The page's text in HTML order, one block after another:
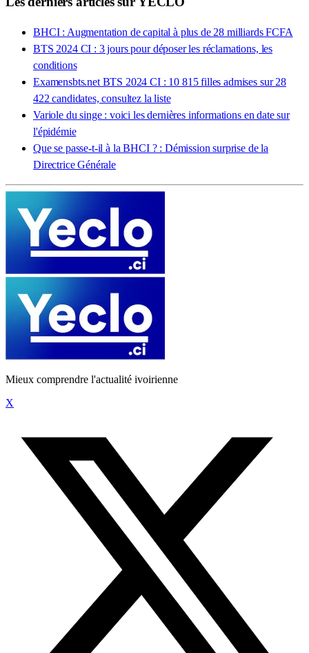
BHCI : Augmentation de capital à plus de 28 milliards FCFA
BTS 2024 CI : 3 jours pour déposer les réclamations, les
conditions
Examensbts.net BTS 2024 CI : 10 815 filles admises sur 28
422 candidates, consultez la liste
Variole du singe : voici les dernières informations en date sur
l'épidémie
Que se passe-t-il à la BHCI ? : Démission surprise de la
Directrice Générale
Mieux comprendre l'actualité ivoirienne
X